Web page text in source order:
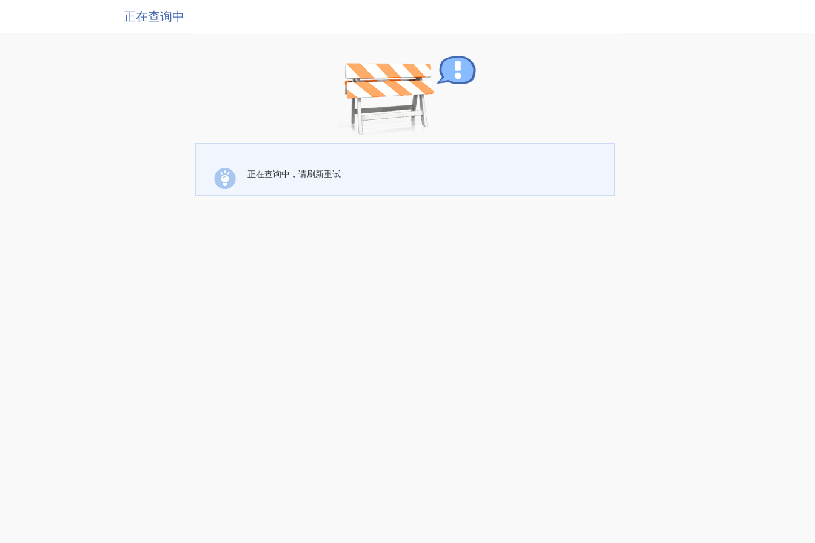
正在查询中
正在查询中，请刷新重试